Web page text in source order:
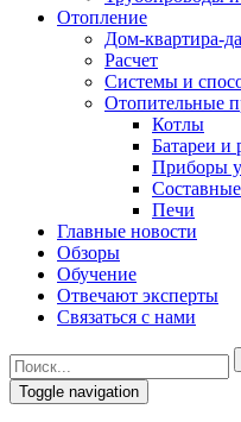
Отопление
Дом-квартира-
Расчет
Системы и
Отопительные
Котлы
Батареи и
Приборы
Печи
Главные новости
Обзоры
Обучение
Отвечают эксперты
Связаться с нами
Toggle navigation